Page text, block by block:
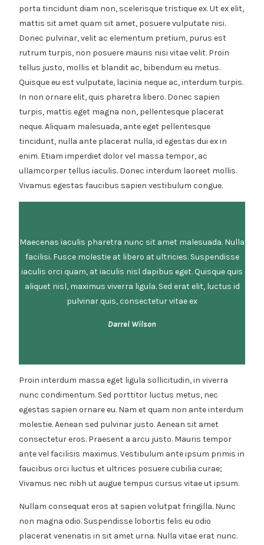
porta tincidunt diam non, scelerisque tristique ex. Ut ex elit,
mattis sit amet quam sit amet, posuere vulputate nisi.
Donec pulvinar, velit ac elementum pretium, purus est
rutrum turpis, non posuere mauris nisi vitae velit. Proin
tellus justo, mollis et blandit ac, bibendum eu metus.
Quisque eu est vulputate, lacinia neque ac, interdum turpis.
In non ornare elit, quis pharetra libero. Donec sapien
turpis, mattis eget magna non, pellentesque placerat
neque. Aliquam malesuada, ante eget pellentesque
tincidunt, nulla ante placerat nulla, id egestas dui ex in
enim. Etiam imperdiet dolor vel massa tempor, ac
ullamcorper tellus iaculis. Donec interdum laoreet mollis.
Vivamus egestas faucibus sapien vestibulum congue.
Maecenas iaculis pharetra nunc sit amet malesuada. Nulla
facilisi. Fusce molestie at libero at ultricies. Suspendisse
iaculis orci quam, at iaculis nisl dapibus eget. Quisque quis
aliquet nisl, maximus viverra ligula. Sed erat elit, luctus id
pulvinar quis, consectetur vitae ex
Darrel Wilson
Proin interdum massa eget ligula sollicitudin, in viverra
nunc condimentum. Sed porttitor luctus metus, nec
egestas sapien ornare eu. Nam et quam non ante interdum
molestie. Aenean sed pulvinar justo. Aenean sit amet
consectetur eros. Praesent a arcu justo. Mauris tempor
ante vel facilisis maximus. Vestibulum ante ipsum primis in
faucibus orci luctus et ultrices posuere cubilia curae;
Vivamus nec nibh ut augue tempus cursus vitae ut ipsum.
Nullam consequat eros at sapien volutpat fringilla. Nunc
non magna odio. Suspendisse lobortis felis eu odio
placerat venenatis in sit amet urna. Nulla vitae erat nunc.